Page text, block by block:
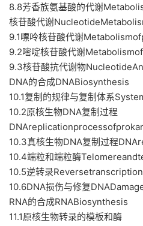
8.8芳香族氨基酸的代谢
核苷酸代谢
9.1嘌呤核苷酸代谢
9.2嘧啶核苷酸代谢
9.3核苷酸抗代谢物
DNA的合成DNABiosynthesis
10.1复制的规律与复制体系
10.2原核生物DNA复制过程
10.3真核生物DNA复制过程
10.4端粒和端粒酶
10.5逆转录Reversetranscription
10.6DNA损伤与修复
RNA的合成RNABiosynthesis
11.1原核生物转录的模板和酶